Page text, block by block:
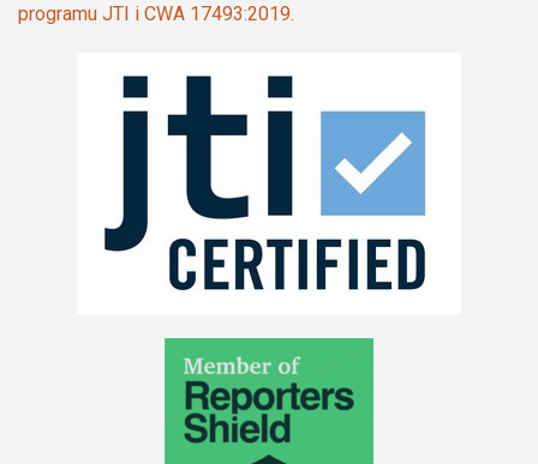
programu JTI i CWA 17493:2019.